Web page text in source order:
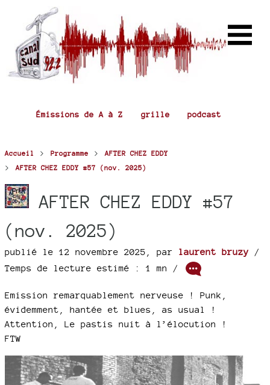
Émissions de A à Z grille podcast
Accueil > Programme > AFTER CHEZ EDDY
> AFTER CHEZ EDDY #57 (nov. 2025)
AFTER CHEZ EDDY #57
(nov. 2025)
publié le 12 novembre 2025 par laurent bruzy /
Temps de lecture estimé : 1 mn /
Emission remarquablement nerveuse ! Punk,
évidemment, hantée et blues, as usual !
Attention, Le pastis nuit à l’élocution !
FTW